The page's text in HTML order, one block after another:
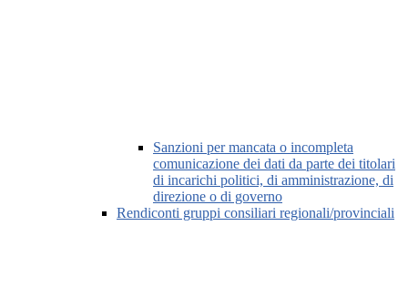
Sanzioni per mancata o incompleta
comunicazione dei dati da parte dei titolari
di incarichi politici, di amministrazione, di
direzione o di governo
Rendiconti gruppi consiliari regionali/provinciali